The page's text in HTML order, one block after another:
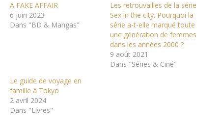
A FAKE AFFAIR
6 juin 2023
Dans "BD & Mangas"
Les retrouvailles de la série
Sex in the city. Pourquoi la
série a-t-elle marqué toute
une génération de femmes
dans les années 2000 ?
9 août 2021
Dans "Séries & Ciné"
Le guide de voyage en
famille à Tokyo
2 avril 2024
Dans "Livres"